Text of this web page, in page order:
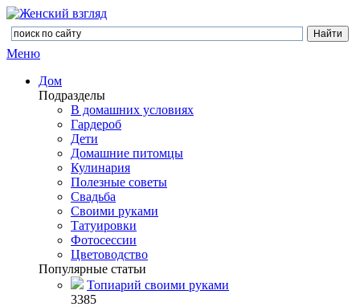
Меню
Дом
Подразделы
В домашних условиях
Гардероб
Дети
Домашние питомцы
Кулинария
Полезные советы
Свадьба
Своими руками
Татуировки
Фотосессии
Цветоводство
Популярные статьи
Топиарий своими руками
3385